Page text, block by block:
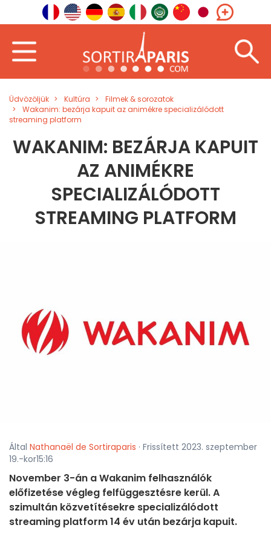
Üdvözöljük Kultúra
Filmek & sorozatok
Wakanim: bezárja kapuit az animékre specializálódott
streaming platform
WAKANIM: BEZÁRJA KAPUIT
AZ ANIMÉKRE
SPECIALIZÁLÓDOTT
STREAMING PLATFORM
Által Nathanaël de Sortiraparis · Frissített 2023. szeptember
19.-kor15:16
November 3-án a Wakanim felhasználók
előfizetése végleg felfüggesztésre kerül. A
szimultán közvetítésekre specializálódott
streaming platform 14 év után bezárja kapuit.